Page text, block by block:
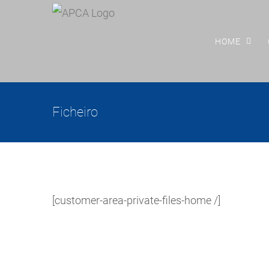
HOME
Ficheiro
[customer-area-private-files-home /]